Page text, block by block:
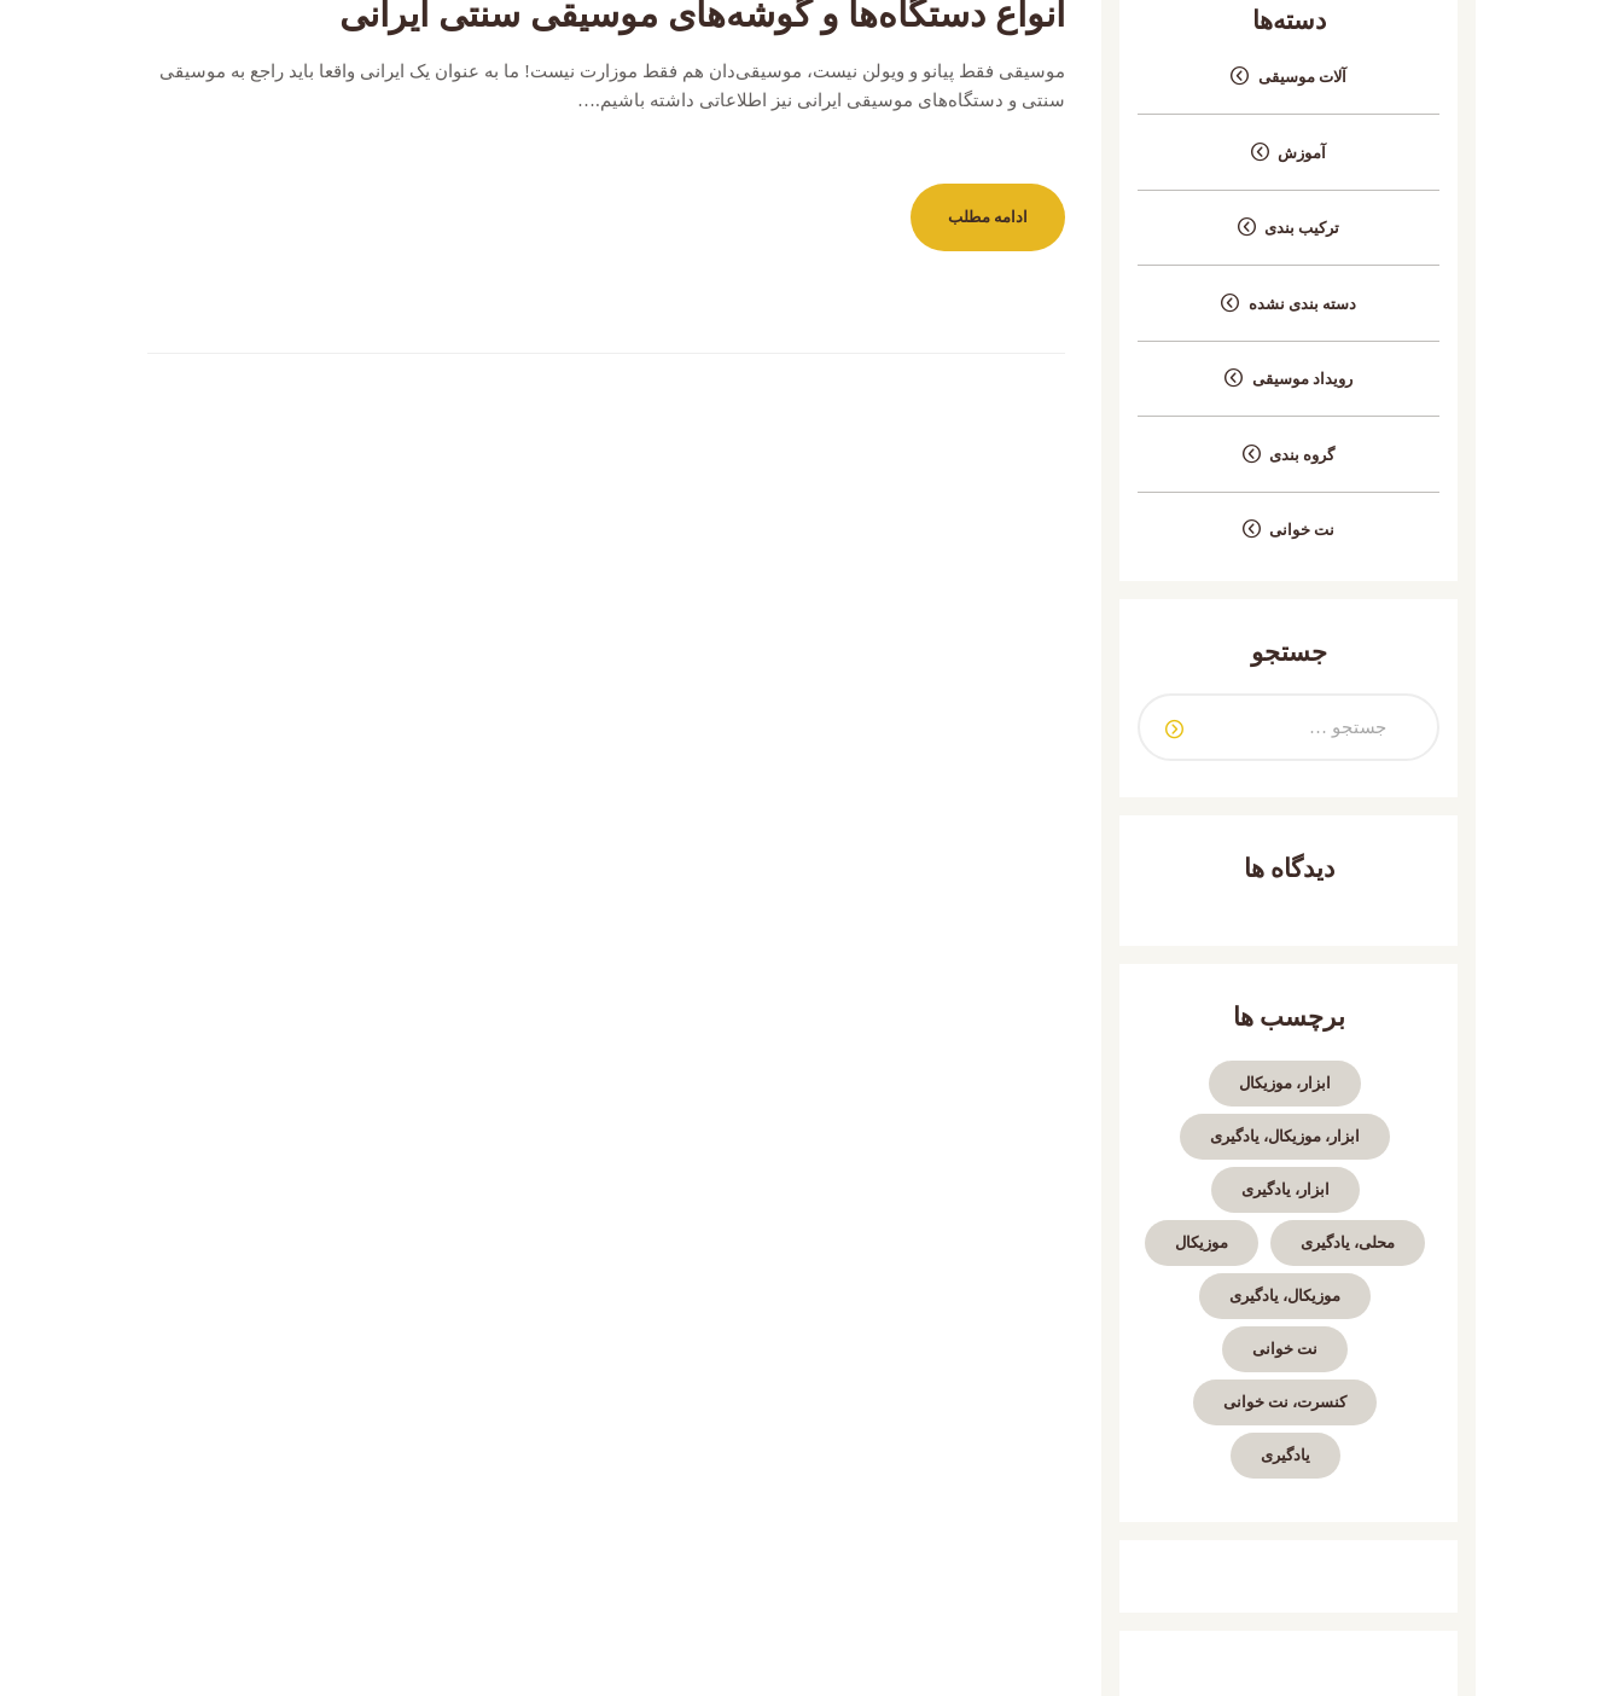
انواع دستگاه‌ها و گوشه‌های موسیقی سنتی ایرانی
موسیقی فقط پیانو و ویولن نیست، موسیقی‌دان هم فقط موزارت نیست! ما به عنوان یک ایرانی واقعا باید راجع به موسیقی
سنتی و دستگاه‌های موسیقی ایرانی نیز اطلاعاتی داشته باشیم.…
ادامه مطلب
دسته‌ها
آلات موسیقی
آموزش
ترکیب بندی
دسته بندی نشده
رویداد موسیقی
گروه بندی
نت خوانی
جستجو
دیدگاه ها
برچسب ها
ابزار، موزیکال
ابزار، موزیکال، یادگیری
ابزار، یادگیری
محلی، یادگیری موزیکال
موزیکال، یادگیری
نت خوانی
کنسرت، نت خوانی
یادگیری